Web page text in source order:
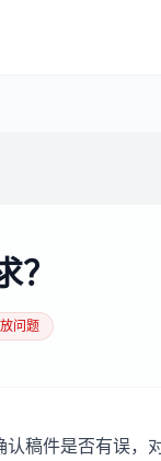
问题
稿件是否有误，